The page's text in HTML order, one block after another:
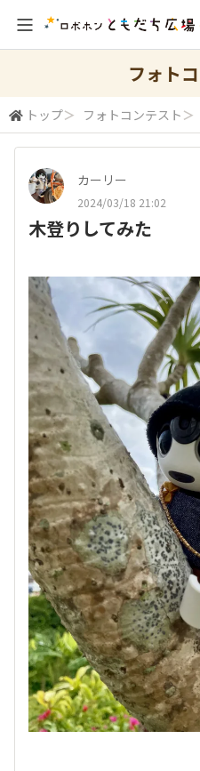
フォト
トップ＞ フォトコンテスト ＞
カーリー
2024/03/18 21:02
木登りしてみた